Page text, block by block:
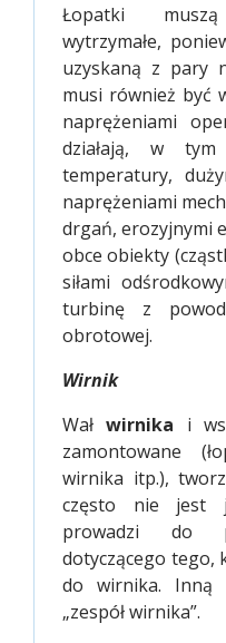
Łopatki
wytrzymałe,
uzyskaną z pary
musi również być
naprężeniami
działają, w
temperatury,
naprężeniami
drgań, erozyjnymi
obce obiekty
siłami
turbinę z
obrotowej.
Wirnik
Wałwirnika i
zamontowane
wirnika itp.),
często nie jest
prowadzi do
dotyczącego tego,
do wirnika. Inną
„zespół wirnika”.